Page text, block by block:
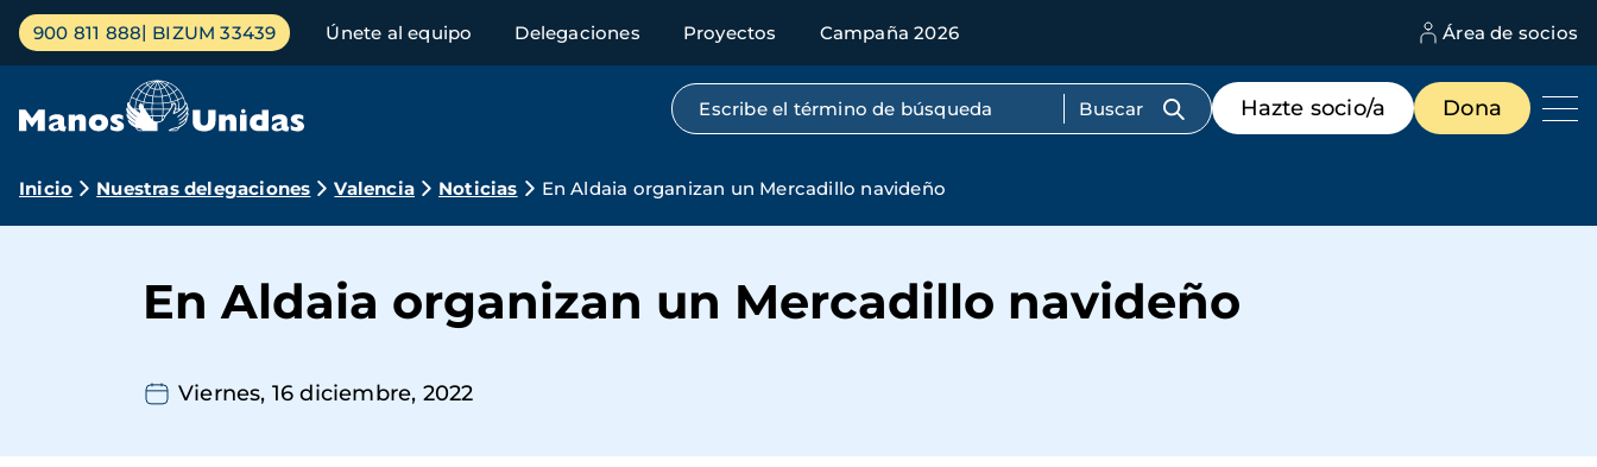
Pasar
contenido
Menú
principal
900 811 888 BIZUM 33439 Únete al equipo Delegaciones Proyectos Campaña 2026 Área de socios
Búsqueda por texto completo
Menú
de
destacados
Hazte socio/a Dona
Ruta
navegación
Inicio Nuestras delegaciones Valencia Noticias En Aldaia organizan un Mercadillo navideño
En Aldaia organizan un Mercadillo navideño
Viernes, 16 diciembre, 2022